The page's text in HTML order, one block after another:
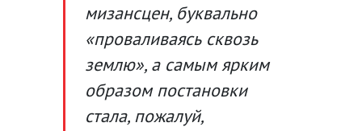
мизансцен, буквально
«проваливаясь сквозь
землю», а самым ярким
образом постановки
стала, пожалуй,